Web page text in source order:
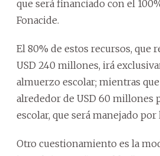
que será financiado con el
Fonacide.
El 80% de estos recursos, que
USD 240 millones, irá
almuerzo escolar; mientras
alrededor de USD 60 millones
escolar, que será manejado
Otro cuestionamiento es la